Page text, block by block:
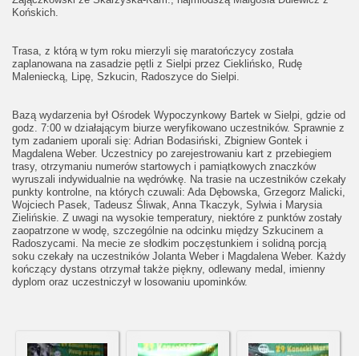
Końskich.
Trasa, z którą w tym roku mierzyli się maratończycy została
zaplanowana na zasadzie pętli z Sielpi przez Cieklińsko, Rudę
Maleniecką, Lipę, Szkucin, Radoszyce do Sielpi.
Bazą wydarzenia był Ośrodek Wypoczynkowy Bartek w Sielpi, gdzie od
godz. 7:00 w działającym biurze weryfikowano uczestników. Sprawnie z
tym zadaniem uporali się: Adrian Bodasiński, Zbigniew Gontek i
Magdalena Weber. Uczestnicy po zarejestrowaniu kart z przebiegiem
trasy, otrzymaniu numerów startowych i pamiątkowych znaczków
wyruszali indywidualnie na wędrówkę. Na trasie na uczestników czekały
punkty kontrolne, na których czuwali: Ada Dębowska, Grzegorz Malicki,
Wojciech Pasek, Tadeusz Śliwak, Anna Tkaczyk, Sylwia i Marysia
Zielińskie. Z uwagi na wysokie temperatury, niektóre z punktów zostały
zaopatrzone w wodę, szczególnie na odcinku między Szkucinem a
Radoszycami. Na mecie ze słodkim poczęstunkiem i solidną porcją
soku czekały na uczestników Jolanta Weber i Magdalena Weber. Każdy
kończący dystans otrzymał także piękny, odlewany medal, imienny
dyplom oraz uczestniczył w losowaniu upominków.